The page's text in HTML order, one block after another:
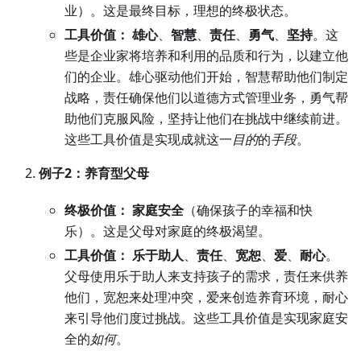
业）。这是最终目标，理想的终极状态。
工具价值： 雄心、 智慧、 责任、 勇气、 坚持。这
些是企业家将培养和利用的品质和行为，以建立他
们的企业。雄心驱动他们开始，智慧帮助他们制定
战略，责任确保他们以道德方式管理业务，勇气帮
助他们克服风险，坚持让他们在挑战中继续前进。
这些工具价值是实现成就这一目的的手段。
例子2：养育型父母
终极价值： 家庭安全 （确保孩子的幸福和快
乐）。这是父母对家庭的终极渴望。
工具价值： 乐于助人、 责任、 宽恕、 爱、 耐心。
父母使用乐于助人来支持孩子的需求，责任来供养
他们，宽恕来处理冲突，爱来创造养育环境，耐心
来引导他们度过挑战。这些工具价值是实现家庭安
全的如何。